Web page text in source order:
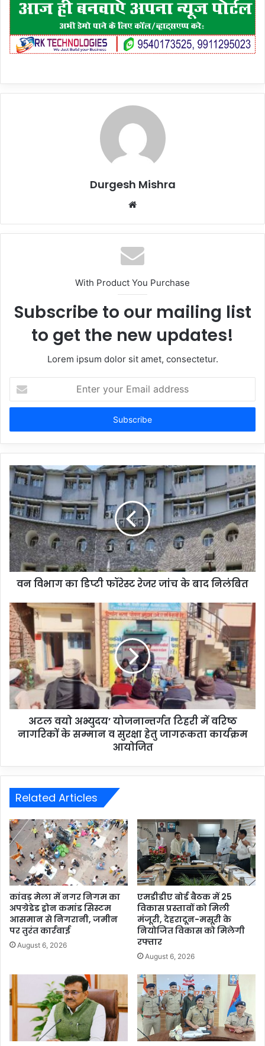
Durgesh Mishra
Website
With Product You Purchase
Subscribe to our mailing list
to get the new updates!
Lorem ipsum dolor sit amet, consectetur.
your
Email
वन विभाग का डिप्टी फॉरेस्ट रेजर जांच के बाद निलंबित
अटल वयो अभ्युदय’ योजनान्तर्गत टिहरी में वरिष्ठ
नागरिकों के सम्मान व सुरक्षा हेतु जागरूकता कार्यक्रम
आयोजित
Related Articles
कांवड़ मेला में नगर निगम का
अपग्रेडेड ड्रोन कमांड सिस्टम
आसमान से निगरानी, जमीन
पर तुरंत कार्रवाई
August 6, 2026
एमडीडीए बोर्ड बैठक में 25
विकास प्रस्तावों को मिली
मंजूरी, देहरादून-मसूरी के
नियोजित विकास को मिलेगी
रफ्तार
August 6, 2026